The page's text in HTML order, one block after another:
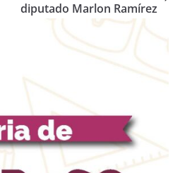
diputado Marlon Ramírez